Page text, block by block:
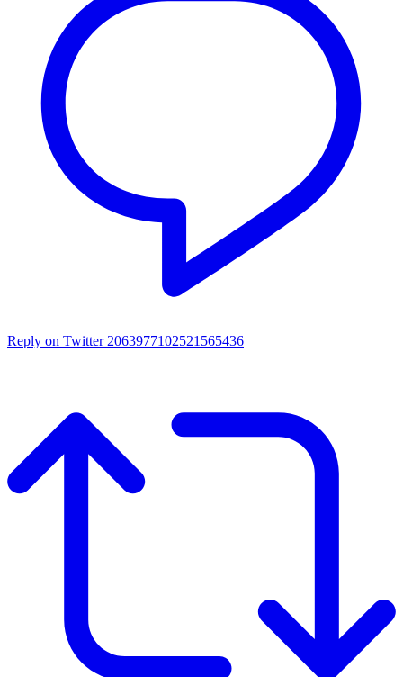
Reply on Twitter 2063977102521565436